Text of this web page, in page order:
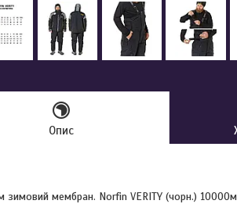
Опис
зимовий мембран. Norfin VERITY (чорн.)